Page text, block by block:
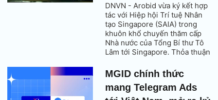
DNVN - Arobid vừa ký kết hợp
tác với Hiệp hội Trí tuệ Nhân
tạo Singapore (SAIA) trong
khuôn khổ chuyến thăm cấp
Nhà nước của Tổng Bí thư Tô
Lâm tới Singapore. Thỏa thuận
dụng AI trong kết nối doanh
nghiệp, xúc tiến đầu tư và mở
rộng thị trường quốc tế.
MGID chính thức
mang Telegram Ads